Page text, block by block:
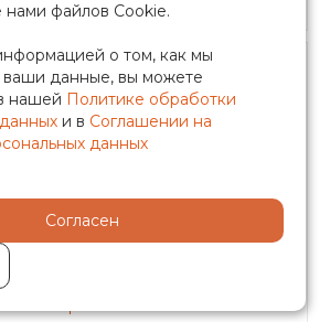
В наличии
нами файлов Cookie.
о том, как мы
данные, вы можете
нашей Политике обработки
и в Соглашении на
данных
Согласен